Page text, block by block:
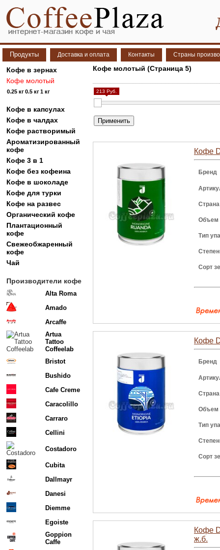
Продукты Доставка и оплата Контакты Страны
Кофе в зернах
Кофе молотый
0.25 кг0.5 кг1 кг
Кофе в капсулах
Кофе в чалдах
Кофе растворимый
Ароматизированный
кофе
Кофе 3 в 1
Кофе без кофеина
Кофе в шоколаде
Кофе для турки
Кофе на развес
Органический кофе
Плантационный
кофе
Свежеобжаренный
кофе
Чай
Производители кофе
Alta Roma
Amado
Arcaffe
Artua
Tattoo
Coffeelab
Bristot
Bushido
Cafe Creme
Caracolillo
Carraro
Cellini
Costadoro
Cubita
Dallmayr
Danesi
Diemme
Egoiste
Goppion
Caffe
Кофе молотый (Страница 5)
213 Руб.
Кофе
Бренд
Объем
Тип
Сорт
Кофе
Бренд
Объем
Тип
Сорт
Кофе
ж.б.